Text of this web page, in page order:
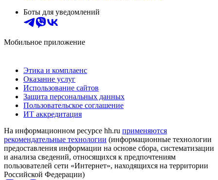
Боты для уведомлений
Мобильное приложение
Этика и комплаенс
Оказание услуг
Использование сайтов
Защита персональных данных
Пользовательское соглашение
ИТ аккредитация
На информационном ресурсе hh.ru применяются
рекомендательные технологии (информационные технологии
предоставления информации на основе сбора, систематизации
и анализа сведений, относящихся к предпочтениям
пользователей сети «Интернет», находящихся на территории
Российской Федерации)